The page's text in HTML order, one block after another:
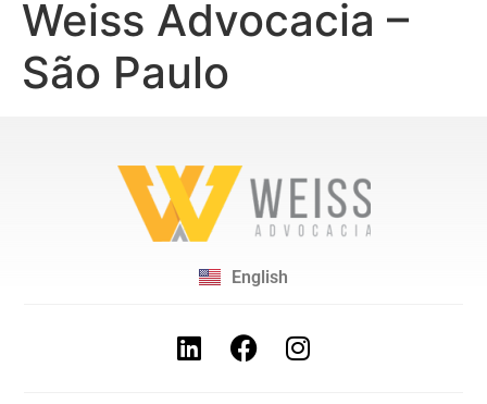
Weiss Advocacia –
São Paulo
English